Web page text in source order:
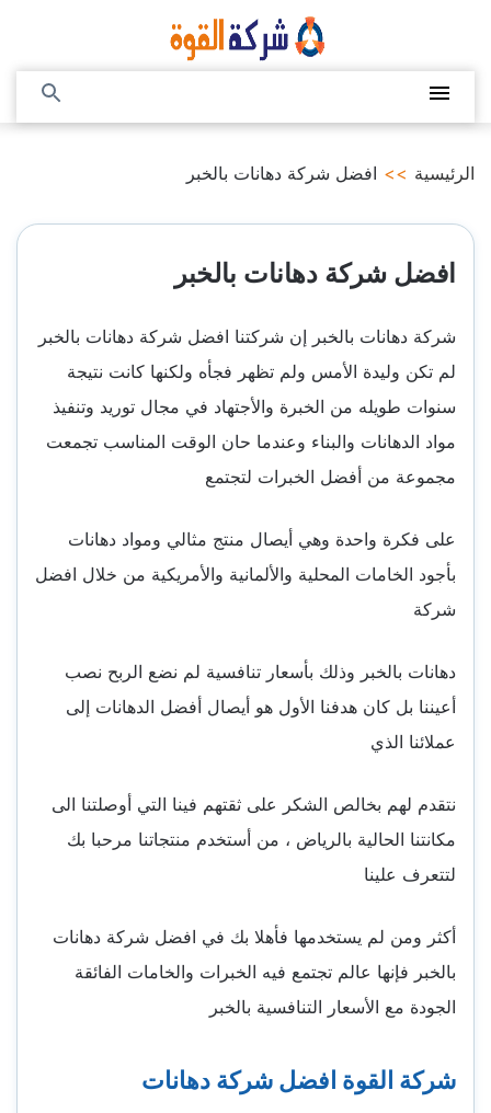
المحتوى
الرئيسية >> افضل شركة دهانات بالخبر
افضل شركة دهانات بالخبر
شركة دهانات بالخبر إن شركتنا افضل شركة دهانات بالخبر
لم تكن وليدة الأمس ولم تظهر فجأه ولكنها كانت نتيجة
سنوات طويله من الخبرة والأجتهاد في مجال توريد وتنفيذ
مواد الدهانات والبناء وعندما حان الوقت المناسب تجمعت
مجموعة من أفضل الخبرات لتجتمع
على فكرة واحدة وهي أيصال منتج مثالي ومواد دهانات
بأجود الخامات المحلية والألمانية والأمريكية من خلال افضل
شركة
دهانات بالخبر وذلك بأسعار تنافسية لم نضع الربح نصب
أعيننا بل كان هدفنا الأول هو أيصال أفضل الدهانات إلى
عملائنا الذي
نتقدم لهم بخالص الشكر على ثقتهم فينا التي أوصلتنا الى
مكانتنا الحالية بالرياض ، من أستخدم منتجاتنا مرحبا بك
لتتعرف علينا
أكثر ومن لم يستخدمها فأهلا بك في افضل شركة دهانات
بالخبر فإنها عالم تجتمع فيه الخبرات والخامات الفائقة
الجودة مع الأسعار التنافسية بالخبر
شركة القوة افضل شركة دهانات